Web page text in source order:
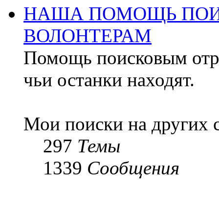
НАША ПОМОЩЬ
ВОЛОНТЕРАМ
Помощь поисковым
чьи останки находят.
Мои поиски на других
297 Темы
1339 Сообщения